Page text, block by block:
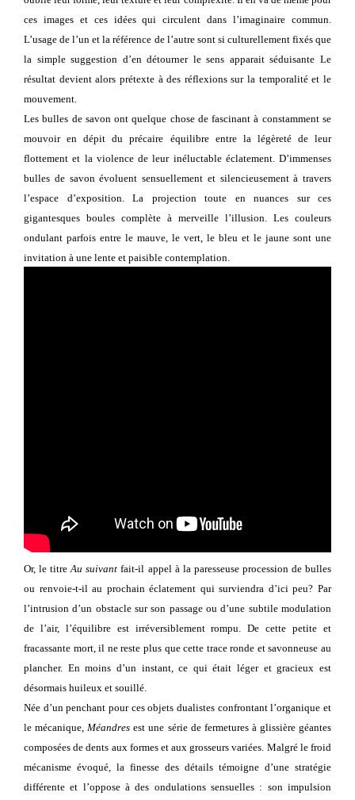
ces images et ces idées qui circulent dans l’imaginaire commun.
L’usage de l’un et la référence de l’autre sont si culturellement fixés que
la simple suggestion d’en détourner le sens apparait séduisante Le
résultat devient alors prétexte à des réflexions sur la temporalité et le
mouvement.
Les bulles de savon ont quelque chose de fascinant à constamment se
mouvoir en dépit du précaire équilibre entre la légèreté de leur
flottement et la violence de leur inéluctable éclatement. D’immenses
bulles de savon évoluent sensuellement et silencieusement à travers
l’espace d’exposition. La projection toute en nuances sur ces
gigantesques boules complète à merveille l’illusion. Les couleurs
ondulant parfois entre le mauve, le vert, le bleu et le jaune sont une
invitation à une lente et paisible contemplation.
Or, le titreAu suivant fait-il appel à la paresseuse procession de bulles
ou renvoie-t-il au prochain éclatement qui surviendra d’ici peu? Par
l’intrusion d’un obstacle sur son passage ou d’une subtile modulation
de l’air, l’équilibre est irréversiblement rompu. De cette petite et
fracassante mort, il ne reste plus que cette trace ronde et savonneuse au
plancher. En moins d’un instant, ce qui était léger et gracieux est
désormais huileux et souillé.
Née d’un penchant pour ces objets dualistes confrontant l’organique et
le mécanique,Méandresest une série de fermetures à glissière géantes
composées de dents aux formes et aux grosseurs variées. Malgré le froid
mécanisme évoqué, la finesse des détails témoigne d’une stratégie
différente et l’oppose à des ondulations sensuelles : son impulsion